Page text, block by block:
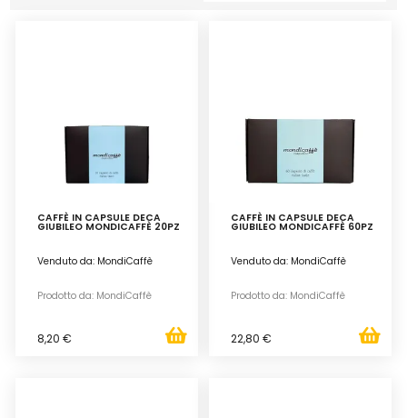
CAFFÈ IN CAPSULE DECA
GIUBILEO MONDICAFFÈ 20PZ
Venduto da: MondiCaffè
Prodotto da: MondiCaffè
8,20 €
CAFFÈ IN CAPSULE DECA
GIUBILEO MONDICAFFÈ 60PZ
Venduto da: MondiCaffè
Prodotto da: MondiCaffè
22,80 €